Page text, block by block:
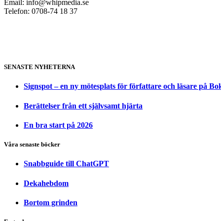
Email: info@whipmedia.se
Telefon: 0708-74 18 37
SENASTE NYHETERNA
Signspot – en ny mötesplats för författare och läsare på
Berättelser från ett självsamt hjärta
En bra start på 2026
Våra senaste böcker
Snabbguide till ChatGPT
Dekahebdom
Bortom grinden